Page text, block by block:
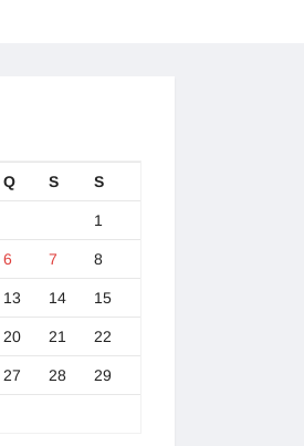
Q S S
1
6 7 8
13 14 15
20 21 22
27 28 29